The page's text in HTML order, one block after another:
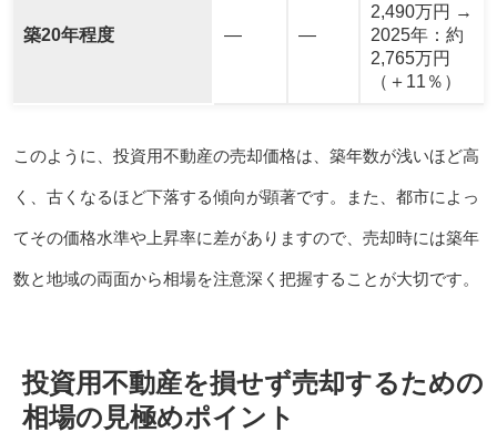
築20年程度 — —
2,490万円 →
2025年：約
2,765万円
（＋11％）
このように、投資用不動産の売却価格は、築年数が浅いほど高
く、古くなるほど下落する傾向が顕著です。また、都市によっ
てその価格水準や上昇率に差がありますので、売却時には築年
数と地域の両面から相場を注意深く把握することが大切です。
投資用不動産を損せず売却するための
相場の見極めポイント